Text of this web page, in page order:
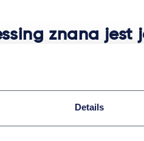
Details
znana jest
na rynku. Cieszę